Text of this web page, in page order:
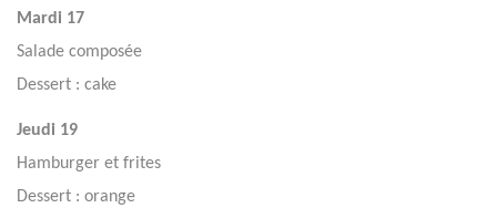
Mardi 17
Salade composée
Dessert : cake
Jeudi 19
Hamburger et frites
Dessert : orange